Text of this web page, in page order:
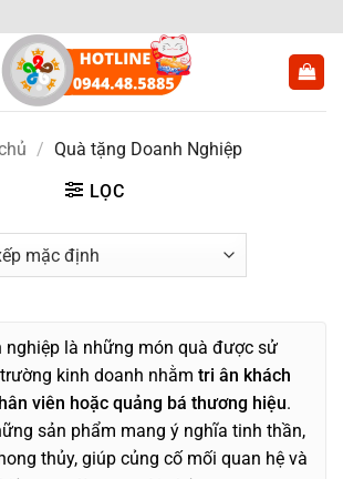
/ Quà tặng Doanh Nghiệp
LỌC
nghiệp là những món quà được sử
kinh doanh nhằm tri ân khách
viên hoặc quảng bá thương hiệu.
sản phẩm mang ý nghĩa tinh thần,
thủy, giúp củng cố mối quan hệ và